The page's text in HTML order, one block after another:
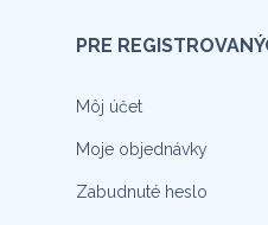
PRE
Môj účet
Moje objednávky
Zabudnuté heslo